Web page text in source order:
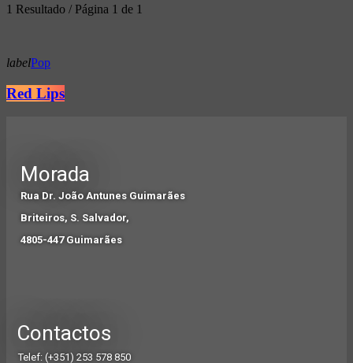
1 Resultado / Página 1 de 1
labelPop
Red Lips
Morada
Rua Dr. João Antunes Guimarães
Briteiros, S. Salvador,
4805-447 Guimarães
Contactos
Telef: (+351) 253 578 850